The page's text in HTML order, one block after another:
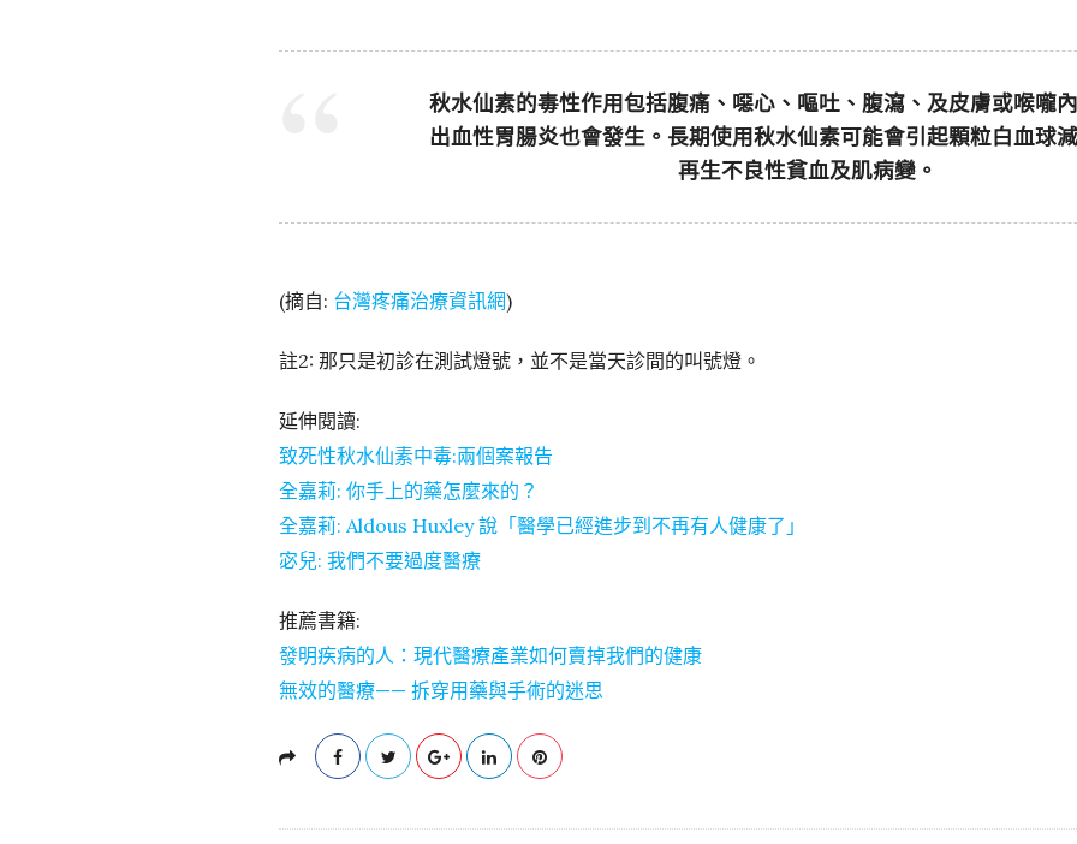
秋水仙素的毒性作用包括腹痛、噁心、嘔吐、腹瀉、及皮膚或喉嚨
出血性胃腸炎也會發生。長期使用秋水仙素可能會引起顆粒白血球
再生不良性貧血及肌病變。
(摘自: 台灣疼痛治療資訊網)
註2: 那只是初診在測試燈號，並不是當天診間的叫號燈。
延伸閱讀:
致死性秋水仙素中毒:兩個案報告
全嘉莉: 你手上的藥怎麼來的？
全嘉莉: Aldous Huxley 說「醫學已經進步到不再有人健康了」
宓兒: 我們不要過度醫療
推薦書籍:
發明疾病的人：現代醫療產業如何賣掉我們的健康
無效的醫療—— 拆穿用藥與手術的迷思